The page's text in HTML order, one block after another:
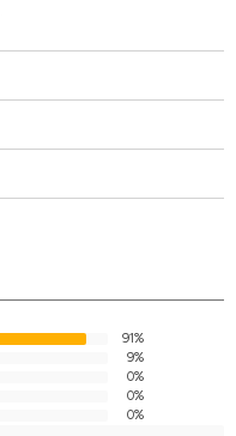
91%
9%
0%
0%
0%